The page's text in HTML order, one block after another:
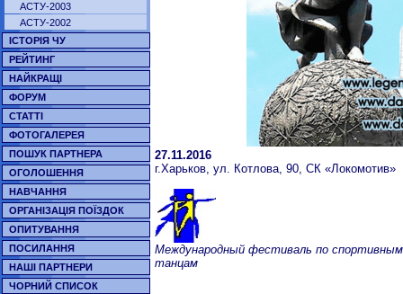
АСТУ-2003
АСТУ-2002
ІСТОРІЯ ЧУ
РЕЙТИНГ
НАЙКРАЩІ
ФОРУМ
СТАТТІ
ФОТОГАЛЕРЕЯ
ПОШУК ПАРТНЕРА
ОГОЛОШЕННЯ
НАВЧАННЯ
ОРГАНІЗАЦІЯ ПОЇЗДОК
ОПИТУВАННЯ
ПОСИЛАННЯ
НАШІ ПАРТНЕРИ
ЧОРНИЙ СПИСОК
27.11.2016
г.Харьков, ул. Котлова, 90, СК «Локомотив»
Международный фестиваль по
танцам